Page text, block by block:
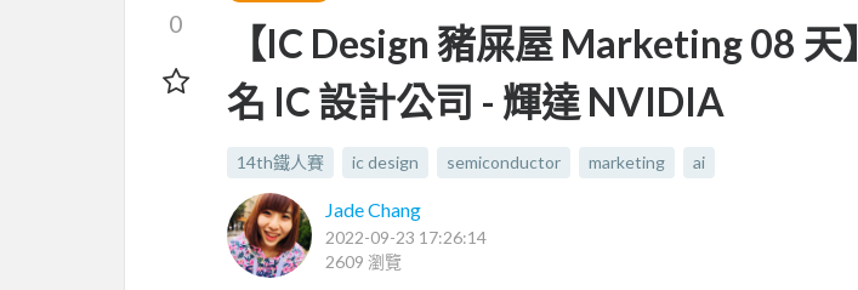
0
【IC Design 豬屎屋 Marketing 08
名 IC 設計公司 - 輝達 NVIDIA
14th鐵人賽 ic design semiconductor marketing ai
Jade Chang
2022-09-23 17:26:14
2609 瀏覽